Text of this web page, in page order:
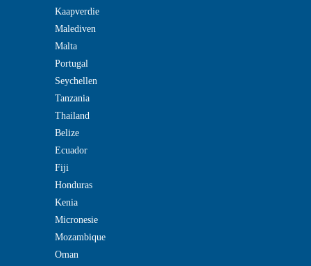
Kaapverdie
Malediven
Malta
Portugal
Seychellen
Tanzania
Thailand
Belize
Ecuador
Fiji
Honduras
Kenia
Micronesie
Mozambique
Oman